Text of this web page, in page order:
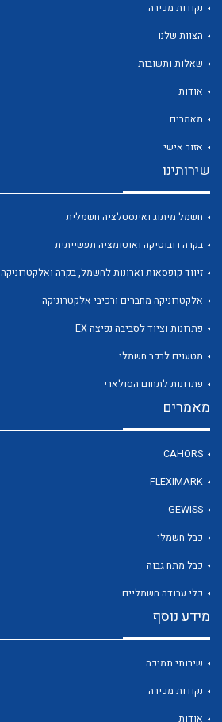
לכל מוצרי היצרן
נקודות מכירה
הצוות שלנו
שאלות ותשובות
אודות
מאמרים
אזור אישי
שירותינו
חשמל מיתוג ואינסטלציה חשמלית
בקרה רובוטיקה ואוטומציה תעשייתית
זיווד קופסאות וארונות לחשמל, בקרה ואלקטרוניקה
אלקטרוניקה מחברים ורכיבי אלקטרוניקה
פתרונות וציוד לסביבה נפיצה EX
מטענים לרכב חשמלי
פתרונות לתחום הסולארי
מאמרים
CAHORS
FLEXIMARK
GEWISS
כבל חשמלי
כבל מתח גבוה
כלי עבודה חשמליים
מידע נוסף
שירותי תמיכה
נקודות מכירה
אודות